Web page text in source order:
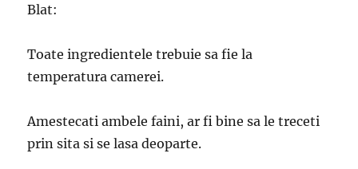
Blat:
Toate ingredientele trebuie sa fie la
temperatura camerei.
Amestecati ambele faini, ar fi bine sa le treceti
prin sita si se lasa deoparte.